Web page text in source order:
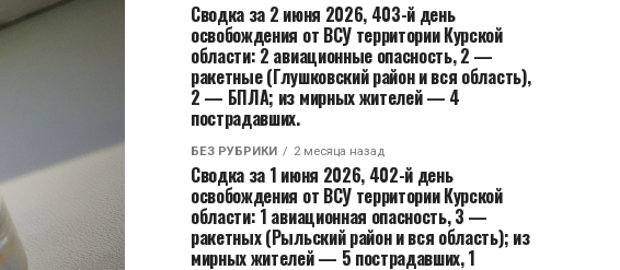
Сводка за 2 июня 2026, 403-й день
освобождения от ВСУ территории Курской
области: 2 авиационные опасность, 2 —
ракетные (Глушковский район и вся область),
2 — БПЛА; из мирных жителей — 4
пострадавших.
БЕЗ РУБРИКИ 2 месяца назад
Сводка за 1 июня 2026, 402-й день
освобождения от ВСУ территории Курской
области: 1 авиационная опасность, 3 —
ракетных (Рыльский район и вся область); из
мирных жителей — 5 пострадавших, 1